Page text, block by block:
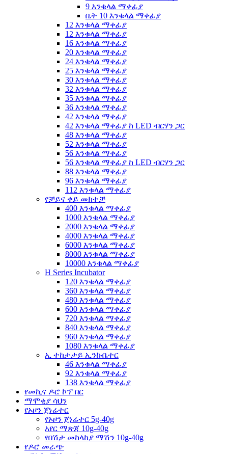
9 እንቁላል ማቀፊያ
ቤት 10 እንቁላል ማቀፊያ
12 እንቁላል ማቀፊያ
12 እንቁላል ማቀፊያ
16 እንቁላል ማቀፊያ
20 እንቁላል ማቀፊያ
24 እንቁላል ማቀፊያ
25 እንቁላል ማቀፊያ
30 እንቁላል ማቀፊያ
32 እንቁላል ማቀፊያ
35 እንቁላል ማቀፊያ
36 እንቁላል ማቀፊያ
42 እንቁላል ማቀፊያ
42 እንቁላል ማቀፊያ ከ LED ብርሃን ጋር
48 እንቁላል ማቀፊያ
52 እንቁላል ማቀፊያ
56 እንቁላል ማቀፊያ
56 እንቁላል ማቀፊያ ከ LED ብርሃን ጋር
88 እንቁላል ማቀፊያ
96 እንቁላል ማቀፊያ
112 እንቁላል ማቀፊያ
የቻይና ቀይ መክተቻ
400 እንቁላል ማቀፊያ
1000 እንቁላል ማቀፊያ
2000 እንቁላል ማቀፊያ
4000 እንቁላል ማቀፊያ
6000 እንቁላል ማቀፊያ
8000 እንቁላል ማቀፊያ
10000 እንቁላል ማቀፊያ
H Series Incubator
120 እንቁላል ማቀፊያ
360 እንቁላል ማቀፊያ
480 እንቁላል ማቀፊያ
600 እንቁላል ማቀፊያ
720 እንቁላል ማቀፊያ
840 እንቁላል ማቀፊያ
960 እንቁላል ማቀፊያ
1080 እንቁላል ማቀፊያ
ኢ ተከታታይ ኢንኩቤተር
46 እንቁላል ማቀፊያ
92 እንቁላል ማቀፊያ
138 እንቁላል ማቀፊያ
የመኪና ዶሮ ኮፕ በር
ማሞቂያ ሳህን
የኦዞን ጀነሬተር
የኦዞን ጀነሬተር 5g-40g
አየር ማጽጃ 10g-40g
የበሽታ መከላከያ ማሽን 10g-40g
የዶሮ መራጭ